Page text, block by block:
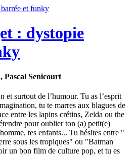
: dystopie
Senicourt
et surtout de l’humour. Tu as l’esprit
tu te marres aux blagues de
entre les lapins crétins, Zelda ou the
pour oublier ton (a) petit(e)
tes enfants... Tu hésites entre "
sous les tropiques" ou "Batman
un bon film de culture pop, et tu es